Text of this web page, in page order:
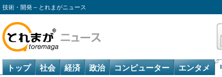
技術・開発 – とれまがニュース
トップ 社会 経済 政治 コンピューター エンタメ